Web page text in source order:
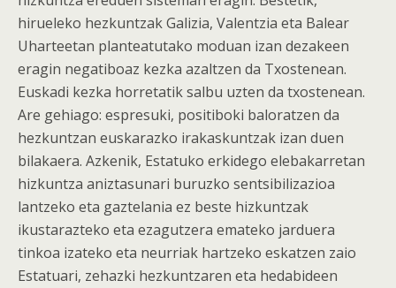
hirueleko hezkuntzak Galizia, Valentzia eta Balear
Uharteetan planteatutako moduan izan dezakeen
eragin negatiboaz kezka azaltzen da Txostenean.
Euskadi kezka horretatik salbu uzten da txostenean.
Are gehiago: espresuki, positiboki baloratzen da
hezkuntzan euskarazko irakaskuntzak izan duen
bilakaera. Azkenik, Estatuko erkidego elebakarretan
hizkuntza aniztasunari buruzko sentsibilizazioa
lantzeko eta gaztelania ez beste hizkuntzak
ikustarazteko eta ezagutzera emateko jarduera
tinkoa izateko eta neurriak hartzeko eskatzen zaio
Estatuari, zehazki hezkuntzaren eta hedabideen